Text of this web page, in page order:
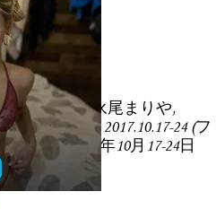
Nagao Mariya 永尾まりや,
FLASH 電子版 2017.10.17-24 (フ
ラッシュ 2017年10月17-24日
号)